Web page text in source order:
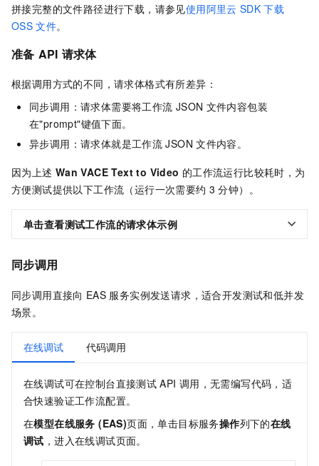
拼接完整的文件路径进行下载，请参见使用阿里云 SDK 下载
OSS 文件。
准备 API 请求体
根据调用方式的不同，请求体格式有所差异：
同步调用：请求体需要将工作流 JSON 文件内容包装
在"prompt"键值下面。
异步调用：请求体就是工作流 JSON 文件内容。
因为上述 Wan VACE Text to Video 的工作流运行比较耗时，为
方便测试提供以下工作流（运行一次需要约 3 分钟）。
单击查看测试工作流的请求体示例
同步调用
同步调用直接向 EAS 服务实例发送请求，适合开发测试和低并发
场景。
在线调试 代码调用
在线调试可在控制台直接测试 API 调用，无需编写代码，适
合快速验证工作流配置。
在模型在线服务 (EAS)页面，单击目标服务操作列下的在线
调试 ，进入在线调试页面。